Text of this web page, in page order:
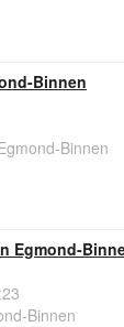
Binnen
Binnen
Egmond-
Binnen